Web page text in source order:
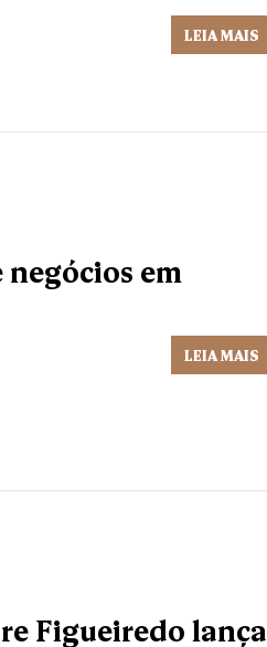
LEIA MAIS
negócios em
LEIA MAIS
Figueiredo lança